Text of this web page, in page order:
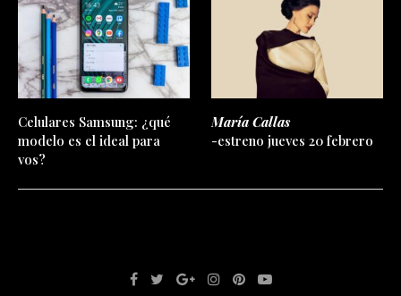
Celulares Samsung: ¿qué
modelo es el ideal para
vos?
María Callas
-estreno jueves 20 febrero